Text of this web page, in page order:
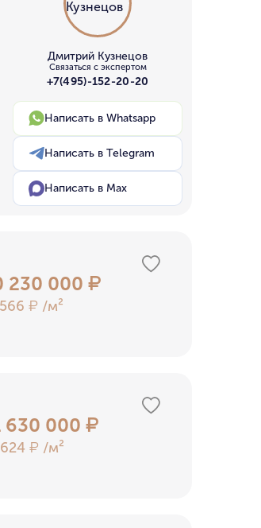
Дмитрий Кузнецов
Связаться с экспертом
+7(495)-152-20-20
Написать в Whatsapp
Написать в Telegram
Написать в Max
230 000 ₽
₽ /м²
630 000 ₽
₽ /м²